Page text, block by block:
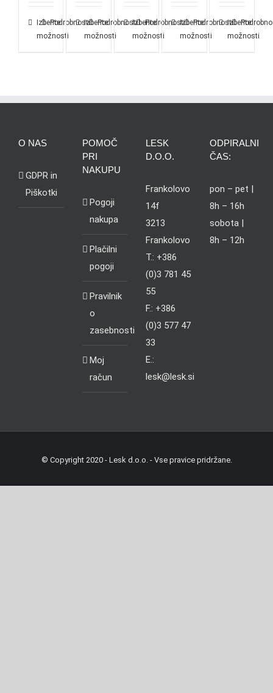
Izberite
možnosti
PodrobnostiIzberite
možnosti
PodrobnostiIzberite
možnosti
PodrobnostiIzberite
možnosti
PodrobnostiIzberite
možnosti
O NAS
GDPR in
Piškotki
POMOČ
PRI
NAKUPU
Pogoji
nakupa
Plačilni
pogoji
Pravilnik
o
zasebnosti
Moj
račun
LESK
D.O.O.
Frankolovo
14f
3213
Frankolovo
T.: +386
(0)3 781 45
55
F.: +386
(0)3 577 47
33
E.:
lesk@lesk.si
ODPIRALNI
ČAS:
pon – pet |
8h – 16h
sobota |
8h – 12h
© Copyright 2020 - Lesk d.o.o. - Vse pravice pridržane.